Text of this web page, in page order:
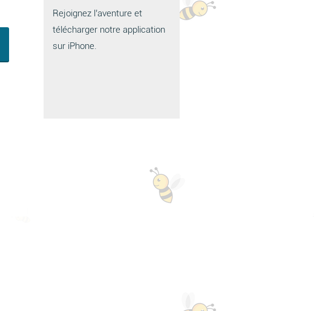
Rejoignez l’aventure et
télécharger notre application
sur iPhone.